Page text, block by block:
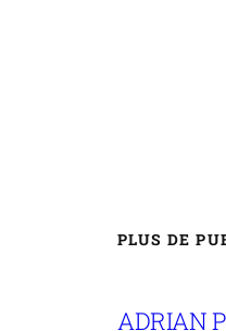
PLUS DE
ADRIAN